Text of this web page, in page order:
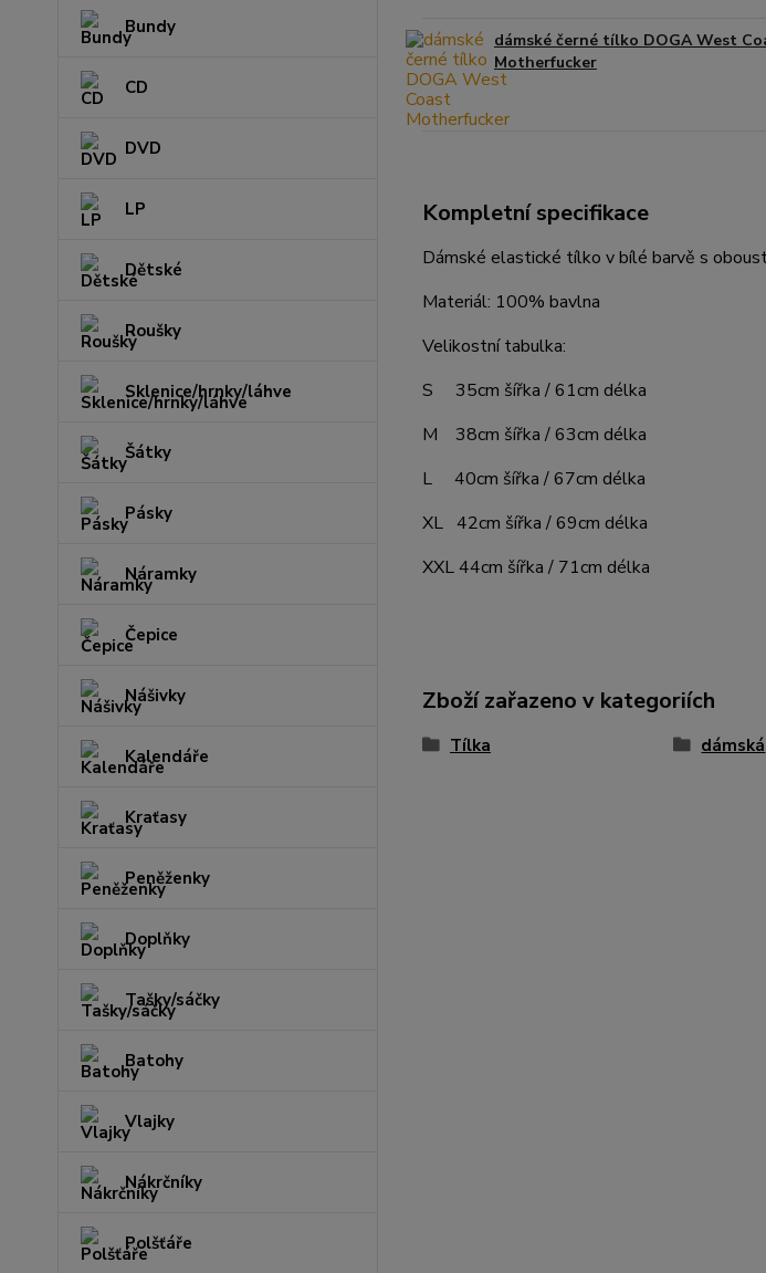
Bundy
CD
DVD
LP
Dětské
Roušky
Sklenice/hrnky/láhve
Šátky
Pásky
Náramky
Čepice
Nášivky
Kalendáře
Kraťasy
Peněženky
Doplňky
Tašky/sáčky
Batohy
Vlajky
Nákrčníky
Polšťáře
dámské černé tílko DOGA West
Motherfucker
Kompletní specifikace
Dámské elastické tílko v bílé barvě s
Materiál: 100% bavlna
Velikostní tabulka:
S 35cm šířka / 61cm délka
M 38cm šířka / 63cm délka
L 40cm šířka / 67cm délka
XL 42cm šířka / 69cm délka
XXL 44cm šířka / 71cm délka
Zboží zařazeno v kategoriích
Tílka dámská